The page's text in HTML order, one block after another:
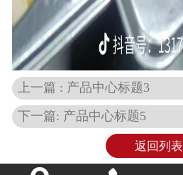
上一篇 : 产品中心标题3
下一篇: 产品中心标题5
返回列表